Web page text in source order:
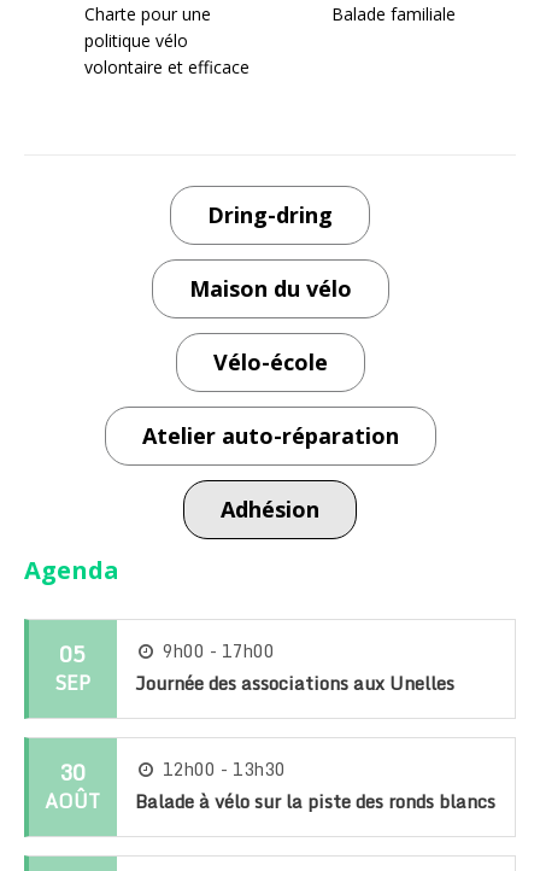
Navigation
de
Charte pour une
politique vélo
volontaire et efficace
Balade familiale
Dring-dring
Maison du vélo
Vélo-école
Atelier auto-réparation
Adhésion
Agenda
05
SEP
9h00 - 17h00
Journée des associations aux Unelles
30
AOÛT
12h00 - 13h30
Balade à vélo sur la piste des ronds blancs